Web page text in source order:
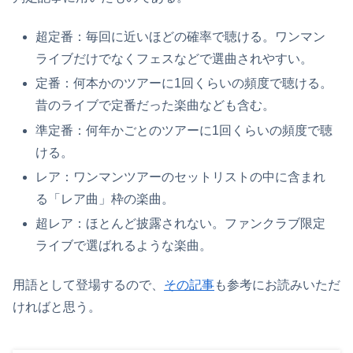
超定番：毎回に近いほどの確率で聴ける。ワンマン
ライブだけでなくフェスなどで選曲されやすい。
定番：何本かのツアーに1回くらいの頻度で聴ける。
昔のライブで定番だった楽曲なども含む。
準定番：何年かごとのツアーに1回くらいの頻度で聴
ける。
レア：ワンマンツアーのセットリストの中に含まれ
る「レア曲」枠の楽曲。
超レア：ほとんど披露されない。ファンクラブ限定
ライブで選ばれるような楽曲。
用語として登場するので、 その記事も参考にお読みいただ
ければと思う。